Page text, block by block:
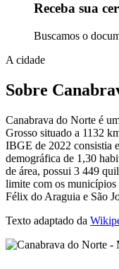
Receba sua
Buscamos o
A cidade
Sobre
Canabrava do Norte é
Grosso situado a 1132
IBGE de 2022 consistia
demográfica de 1,30
de área, possui 3 449
limite com os
Félix do Araguia e São
Texto adaptado da